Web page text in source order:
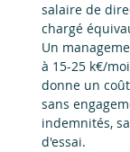
salaire de
chargé
Un
à 15-25 k€/
donne un
sans
indemnités,
d'essai.